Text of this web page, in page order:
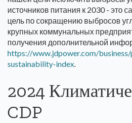
источников питания к 2030 - это
цель по сокращению выбросов
крупных коммунальных
получения дополнительной
https://www.jdpower.com/
sustainability-index.
2024
CDP